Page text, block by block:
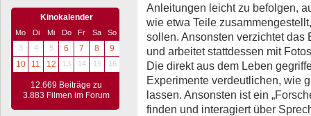
Kinokalender
Mo Di Mi Do Fr Sa
So
3
4 5 6 7 8
9
10
11 12 13 14 15 16
12.669 Beiträge zu
3.883 Filmen im Forum
Anleitungen leicht zu befolgen,
wie etwa Teile
sollen. Ansonsten verzichtet das
und arbeitet stattdessen mit
Die direkt aus dem Leben
Experimente verdeutlichen, wie
lassen. Ansonsten ist ein
finden und interagiert über